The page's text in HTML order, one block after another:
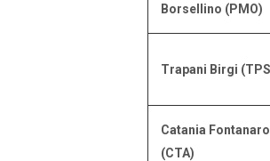
Borsellino (PMO)
Trapani Birgi
Catania
(CTA)